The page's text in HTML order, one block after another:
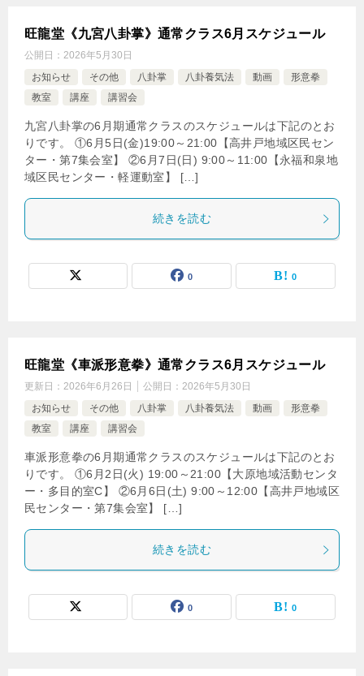
旺龍堂《九宮八卦掌》通常クラス6月スケジュール
公開日： 2026年5月30日
お知らせ
その他 八卦掌 八卦養気法 動画
形意拳
教室
講座 講習会
九宮八卦掌の6月期通常クラスのスケジュールは下記のとお
りです。 ①6月5日(金)19:00～21:00【高井戸地域区民セン
ター・第7集会室】 ②6月7日(日) 9:00～11:00【永福和泉地
域区民センター・軽運動室】 […]
続きを読む
0 0
旺龍堂《車派形意拳》通常クラス6月スケジュール
更新日： 2026年6月26日 公開日： 2026年5月30日
お知らせ
その他 八卦掌 八卦養気法 動画
形意拳
教室
講座 講習会
車派形意拳の6月期通常クラスのスケジュールは下記のとお
りです。 ①6月2日(火) 19:00～21:00【大原地域活動センタ
ー・多目的室C】 ②6月6日(土) 9:00～12:00【高井戸地域区
民センター・第7集会室】 […]
続きを読む
0 0